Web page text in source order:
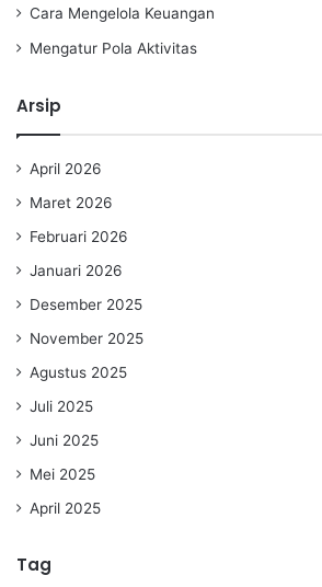
Cara Mengelola Keuangan
Mengatur Pola Aktivitas
Arsip
April 2026
Maret 2026
Februari 2026
Januari 2026
Desember 2025
November 2025
Agustus 2025
Juli 2025
Juni 2025
Mei 2025
April 2025
Tag